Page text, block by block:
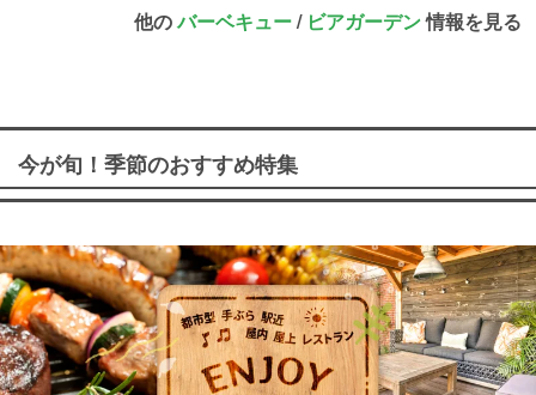
他のバーベキュー/ ビアガーデン情報を見る
今が旬！季節のおすすめ特集